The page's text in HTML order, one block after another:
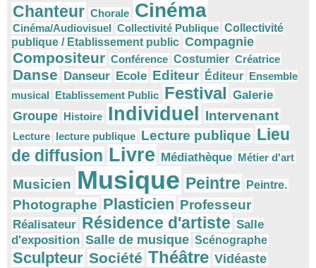
Chanteur Chorale Cinéma
Cinéma/Audiovisuel Collectivité Publique Collectivité
publique / Etablissement public Compagnie
Compositeur Conférence Costumier Créatrice
Danse Danseur Ecole Editeur Éditeur Ensemble
musical Etablissement Public Festival Galerie
Groupe Histoire Individuel Intervenant
Lecture lecture publique Lecture publique Lieu
de diffusion Livre Médiathèque Métier d'art
Musicien Musique Peintre Peintre.
Photographe Plasticien Professeur
Réalisateur Résidence d'artiste Salle
d'exposition Salle de musique Scénographe
Sculpteur Société Théâtre Vidéaste